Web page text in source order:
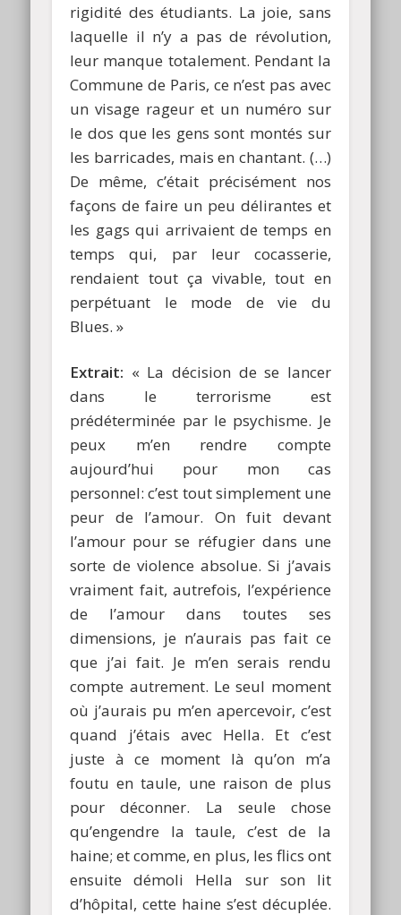
rigidité des étudiants. La joie, sans
laquelle il n’y a pas de révolution,
leur manque totalement. Pendant la
Commune de Paris, ce n’est pas avec
un visage rageur et un numéro sur
le dos que les gens sont montés sur
les barricades, mais en chantant. (…)
De même, c’était précisément nos
façons de faire un peu délirantes et
les gags qui arrivaient de temps en
temps qui, par leur cocasserie,
rendaient tout ça vivable, tout en
perpétuant le mode de vie du
Blues. »
Extrait: « La décision de se lancer
dans le terrorisme est
prédéterminée par le psychisme. Je
peux m’en rendre compte
aujourd’hui pour mon cas
personnel: c’est tout simplement une
peur de l’amour. On fuit devant
l’amour pour se réfugier dans une
sorte de violence absolue. Si j’avais
vraiment fait, autrefois, l’expérience
de l’amour dans toutes ses
dimensions, je n’aurais pas fait ce
que j’ai fait. Je m’en serais rendu
compte autrement. Le seul moment
où j’aurais pu m’en apercevoir, c’est
quand j’étais avec Hella. Et c’est
juste à ce moment là qu’on m’a
foutu en taule, une raison de plus
pour déconner. La seule chose
qu’engendre la taule, c’est de la
haine; et comme, en plus, les flics ont
ensuite démoli Hella sur son lit
d’hôpital, cette haine s’est décuplée.